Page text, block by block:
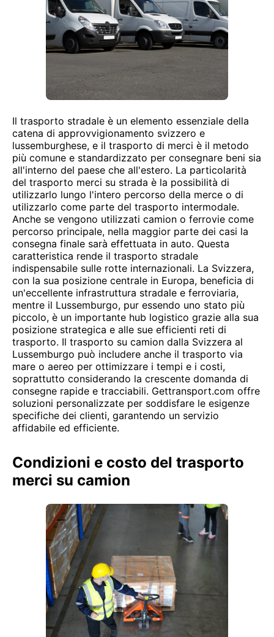
Il trasporto stradale è un elemento essenziale della
catena di approvvigionamento svizzero e
lussemburghese, e il trasporto di merci è il metodo
più comune e standardizzato per consegnare beni sia
all'interno del paese che all'estero. La particolarità
del trasporto merci su strada è la possibilità di
utilizzarlo lungo l'intero percorso della merce o di
utilizzarlo come parte del trasporto intermodale.
Anche se vengono utilizzati camion o ferrovie come
percorso principale, nella maggior parte dei casi la
consegna finale sarà effettuata in auto. Questa
caratteristica rende il trasporto stradale
indispensabile sulle rotte internazionali. La Svizzera,
con la sua posizione centrale in Europa, beneficia di
un'eccellente infrastruttura stradale e ferroviaria,
mentre il Lussemburgo, pur essendo uno stato più
piccolo, è un importante hub logistico grazie alla sua
posizione strategica e alle sue efficienti reti di
trasporto. Il trasporto su camion dalla Svizzera al
Lussemburgo può includere anche il trasporto via
mare o aereo per ottimizzare i tempi e i costi,
soprattutto considerando la crescente domanda di
consegne rapide e tracciabili. Gettransport.com offre
soluzioni personalizzate per soddisfare le esigenze
specifiche dei clienti, garantendo un servizio
affidabile ed efficiente.
Condizioni e costo del trasporto
merci su camion